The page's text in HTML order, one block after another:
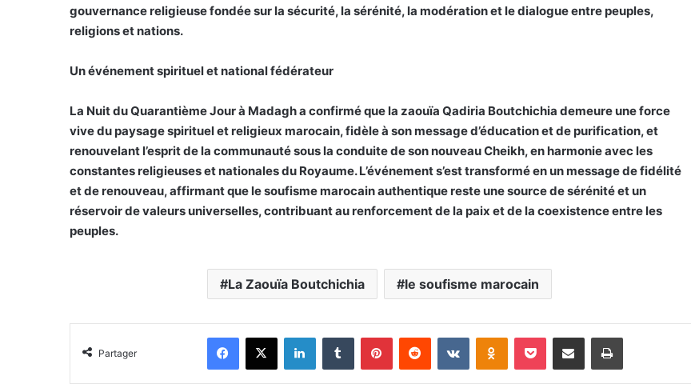
gouvernance religieuse fondée sur la sécurité, la sérénité, la modération et le dialogue entre peuples,
religions et nations.
Un événement spirituel et national fédérateur
La Nuit du Quarantième Jour à Madagh a confirmé que la zaouïa Qadiria Boutchichia demeure une force
vive du paysage spirituel et religieux marocain, fidèle à son message d’éducation et de purification, et
renouvelant l’esprit de la communauté sous la conduite de son nouveau Cheikh, en harmonie avec les
constantes religieuses et nationales du Royaume. L’événement s’est transformé en un message de fidélité
et de renouveau, affirmant que le soufisme marocain authentique reste une source de sérénité et un
réservoir de valeurs universelles, contribuant au renforcement de la paix et de la coexistence entre les
peuples.
La Zaouïa Boutchichia le soufisme marocain
Partager
Facebook X Linkedin Tumblr Pinterest Reddit VKontakte Odnoklassniki Pocket Partager par email Imprimer